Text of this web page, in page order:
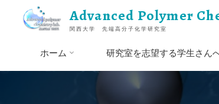
Advanced Polymer
関西大学 先端高分子化学研究室
ホーム 研究室を志望する学生さん